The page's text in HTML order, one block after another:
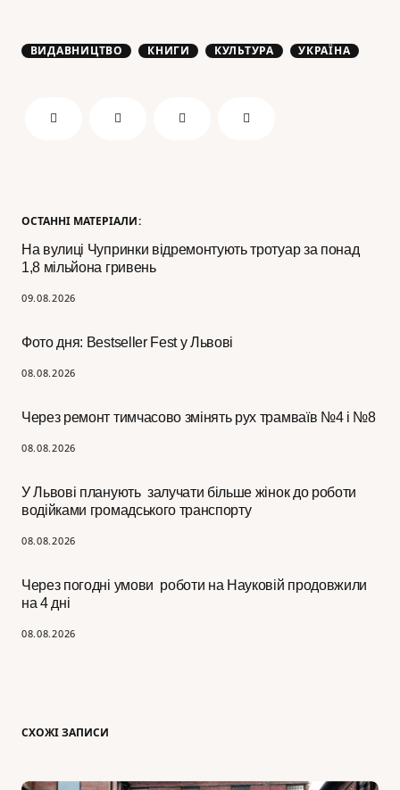
ОСТАННІ МАТЕРІАЛИ:
На вулиці Чупринки відремонтують тротуар за понад
1,8 мільйона гривень
09.08.2026
Фото дня: Bestseller Fest у Львові
08.08.2026
Через ремонт тимчасово змінять рух трамваїв №4 і №8
08.08.2026
У Львові планують залучати більше жінок до роботи
водійками громадського транспорту
08.08.2026
Через погодні умови роботи на Науковій продовжили
на 4 дні
08.08.2026
ВИДАВНИЦТВО КНИГИ КУЛЬТУРА УКРАЇНА
СХОЖІ ЗАПИСИ